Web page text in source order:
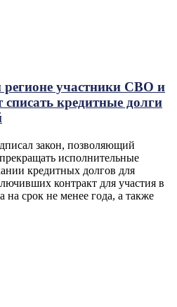
регионе участники СВО и
списать кредитные долги
закон, позволяющий
исполнительные
кредитных долгов для
контракт для участия в
срок не менее года, а также